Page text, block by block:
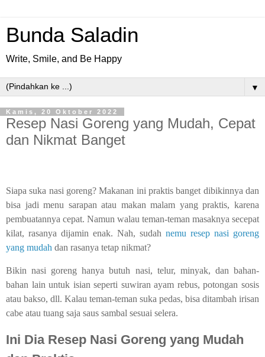
Bunda Saladin
Write, Smile, and Be Happy
▼
Kamis, 20 Oktober 2022
Resep Nasi Goreng yang Mudah, Cepat
dan Nikmat Banget
Siapa suka nasi goreng? Makanan ini praktis banget dibikinnya dan
bisa jadi menu sarapan atau makan malam yang praktis, karena
pembuatannya cepat. Namun walau teman-teman masaknya secepat
kilat, rasanya dijamin enak. Nah, sudah nemu resep nasi goreng
yang mudah dan rasanya tetap nikmat?
Bikin nasi goreng hanya butuh nasi, telur, minyak, dan bahan-
bahan lain untuk isian seperti suwiran ayam rebus, potongan sosis
atau bakso, dll. Kalau teman-teman suka pedas, bisa ditambah irisan
cabe atau tuang saja saus sambal sesuai selera.
Ini Dia Resep Nasi Goreng yang Mudah